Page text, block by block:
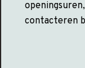
contacteren